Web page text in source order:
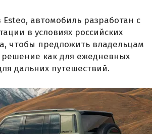
автомобиль разработан с
в условиях российских
чтобы предложить владельцам
решение как для ежедневных
дальних путешествий.